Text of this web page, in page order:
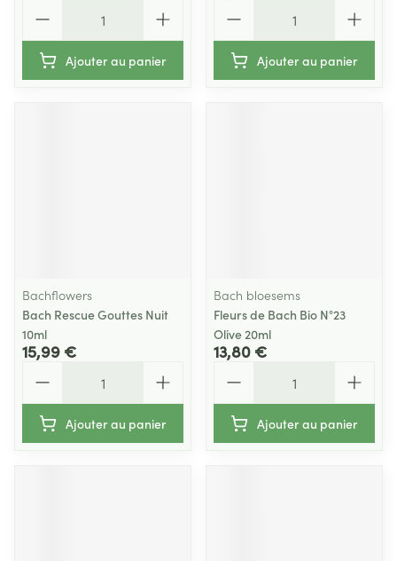
Ajouter au panier Ajouter au panier
Bachflowers
Bach Rescue Gouttes Nuit
10ml
15,99 €
Ajouter au panier
Bach bloesems
Fleurs de Bach Bio N°23
Olive 20ml
13,80 €
Ajouter au panier